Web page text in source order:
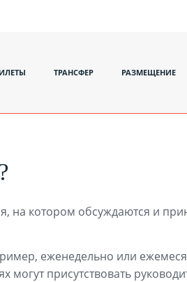
ТРАНСФЕР РАЗМЕЩЕНИЕ
на котором обсуждаются и
еженедельно или
присутствовать